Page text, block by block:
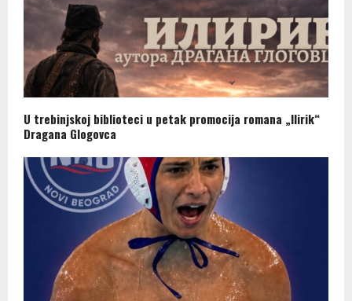
U trebinjskoj biblioteci u petak promocija romana „Ilirik“
Dragana Glogovca